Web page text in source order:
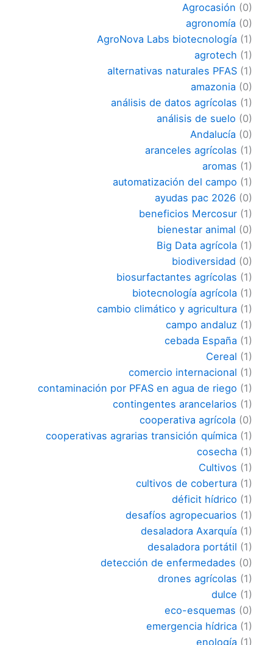
Agrocasión (0)
agronomía (0)
AgroNova Labs biotecnología (1)
agrotech (1)
alternativas naturales PFAS(1)
amazonia (0)
análisis de datos agrícolas (1)
análisis de suelo (0)
Andalucía (0)
aranceles agrícolas (1)
aromas (1)
automatización del campo (1)
ayudas pac 2026 (0)
beneficios Mercosur(1)
bienestar animal (0)
Big Data agrícola (1)
biodiversidad (0)
biosurfactantes agrícolas (1)
biotecnología agrícola (1)
cambio climático y agricultura (1)
campo andaluz (1)
cebada España (1)
Cereal (1)
comercio internacional (1)
contaminación por PFAS en agua de riego (1)
contingentes arancelarios (1)
cooperativa agrícola (0)
cooperativas agrarias transición química (1)
cosecha (1)
Cultivos (1)
cultivos de cobertura (1)
déficit hídrico (1)
desafíos agropecuarios (1)
desaladora Axarquía (1)
desaladora portátil (1)
detección de enfermedades (0)
drones agrícolas (1)
dulce (1)
eco-esquemas (0)
emergencia hídrica (1)
enología (1)